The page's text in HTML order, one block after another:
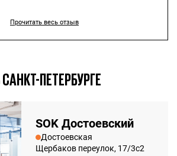
Прочитать весь отзыв
ПЕТЕРБУРГЕ
SOK Достоевский
Достоевская
Щербаков переулок, 17/3с2